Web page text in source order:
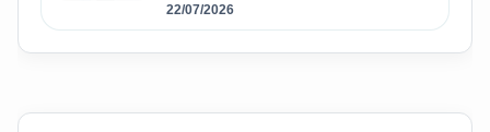
22/07/2026